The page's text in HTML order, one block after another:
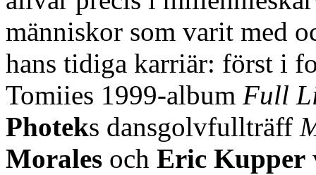
människor som varit med
hans tidiga karriär: först i
Tomiies 1999-album Full
Photeks dansgolvfullträff
Morales och Eric Kupper